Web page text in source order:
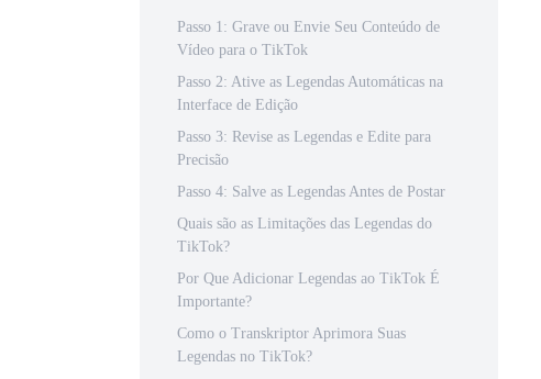
Passo 1: Grave ou Envie Seu Conteúdo de
Vídeo para o TikTok
Passo 2: Ative as Legendas Automáticas na
Interface de Edição
Passo 3: Revise as Legendas e Edite para
Precisão
Passo 4: Salve as Legendas Antes de Postar
Quais são as Limitações das Legendas do
TikTok?
Por Que Adicionar Legendas ao TikTok É
Importante?
Como o Transkriptor Aprimora Suas
Legendas no TikTok?